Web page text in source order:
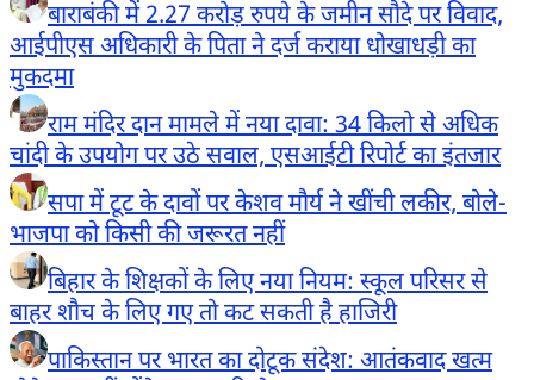
बाराबंकी में 2.27 करोड़ रुपये के जमीन सौदे पर विवाद,
आईपीएस अधिकारी के पिता ने दर्ज कराया धोखाधड़ी का
मुकदमा
राम मंदिर दान मामले में नया दावा: 34 किलो से अधिक
चांदी के उपयोग पर उठे सवाल, एसआईटी रिपोर्ट का इंतजार
सपा में टूट के दावों पर केशव मौर्य ने खींची लकीर, बोले-
भाजपा को किसी की जरूरत नहीं
बिहार के शिक्षकों के लिए नया नियम: स्कूल परिसर से
बाहर शौच के लिए गए तो कट सकती है हाजिरी
पाकिस्तान पर भारत का दोटूक संदेश: आतंकवाद खत्म